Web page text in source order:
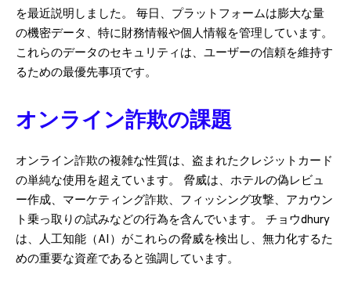
を最近説明しました。 毎日、プラットフォームは膨大な量
の機密データ、特に財務情報や個人情報を管理しています。
これらのデータのセキュリティは、ユーザーの信頼を維持す
るための最優先事項です。
オンライン詐欺の課題
オンライン詐欺の複雑な性質は、盗まれたクレジットカード
の単純な使用を超えています。 脅威は、ホテルの偽レビュ
ー作成、マーケティング詐欺、フィッシング攻撃、アカウン
ト乗っ取りの試みなどの行為を含んでいます。 チョウdhury
は、人工知能（AI）がこれらの脅威を検出し、無力化するた
めの重要な資産であると強調しています。